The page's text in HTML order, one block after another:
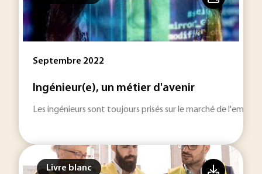
Septembre 2022
Ingénieur(e), un métier d'avenir
Les ingénieurs sont toujours prisés sur le marché de
Livre blanc